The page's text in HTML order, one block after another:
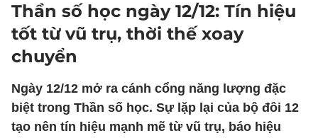
Thần số học ngày 12/12: Tín hiệu
tốt từ vũ trụ, thời thế xoay
chuyển
Ngày 12/12 mở ra cánh cổng năng lượng đặc
biệt trong Thần số học. Sự lặp lại của bộ đôi 12
tạo nên tín hiệu mạnh mẽ từ vũ trụ, báo hiệu